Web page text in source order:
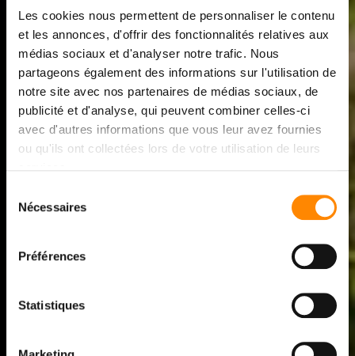
Les cookies nous permettent de personnaliser le contenu
et les annonces, d'offrir des fonctionnalités relatives aux
médias sociaux et d'analyser notre trafic. Nous
partageons également des informations sur l'utilisation de
notre site avec nos partenaires de médias sociaux, de
publicité et d'analyse, qui peuvent combiner celles-ci
avec d'autres informations que vous leur avez fournies
ou qu'ils ont collectées lors de votre utilisation de leurs
Nécessaires
Préférences
Statistiques
TENTANG VETEDY
LUXEMBOURG
SIAPA KAMI DAN APA
Temukan sejarah, filosofi, dan komitmen Vetedy, sebuah